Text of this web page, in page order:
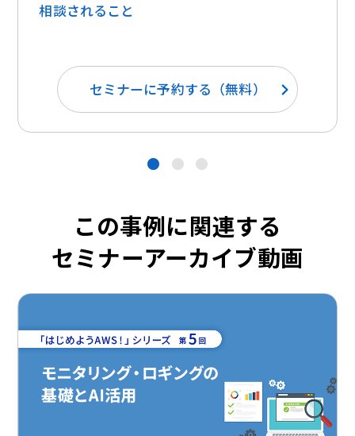
相談されること
セミナーに予約する（無料）
● ● ●
この事例に関連する
セミナーアーカイブ動画